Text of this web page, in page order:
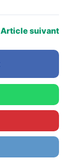
Article suivant